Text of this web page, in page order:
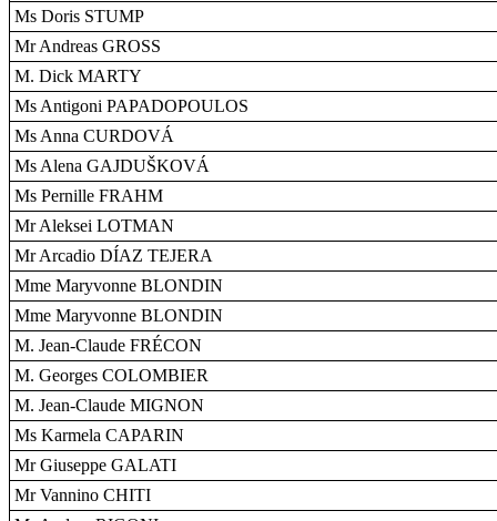
Ms Doris STUMP
Mr Andreas GROSS
M. Dick MARTY
Ms Antigoni PAPADOPOULOS
Ms Anna CURDOVÁ
Ms Alena GAJDUŠKOVÁ
Ms Pernille FRAHM
Mr Aleksei LOTMAN
Mr Arcadio DÍAZ TEJERA
Mme Maryvonne BLONDIN
Mme Maryvonne BLONDIN
M. Jean-Claude FRÉCON
M. Georges COLOMBIER
M. Jean-Claude MIGNON
Ms Karmela CAPARIN
Mr Giuseppe GALATI
Mr Vannino CHITI